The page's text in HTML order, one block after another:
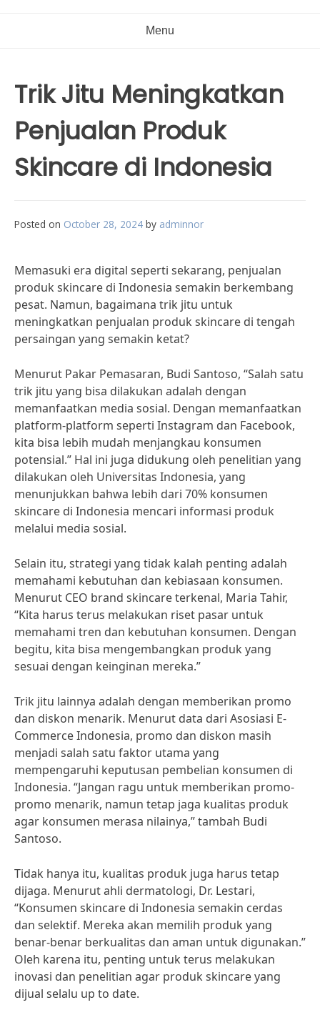
Menu
Trik Jitu Meningkatkan
Penjualan Produk
Skincare di Indonesia
Posted on October 28, 2024 by adminnor
Memasuki era digital seperti sekarang, penjualan
produk skincare di Indonesia semakin berkembang
pesat. Namun, bagaimana trik jitu untuk
meningkatkan penjualan produk skincare di tengah
persaingan yang semakin ketat?
Menurut Pakar Pemasaran, Budi Santoso, “Salah satu
trik jitu yang bisa dilakukan adalah dengan
memanfaatkan media sosial. Dengan memanfaatkan
platform-platform seperti Instagram dan Facebook,
kita bisa lebih mudah menjangkau konsumen
potensial.” Hal ini juga didukung oleh penelitian yang
dilakukan oleh Universitas Indonesia, yang
menunjukkan bahwa lebih dari 70% konsumen
skincare di Indonesia mencari informasi produk
melalui media sosial.
Selain itu, strategi yang tidak kalah penting adalah
memahami kebutuhan dan kebiasaan konsumen.
Menurut CEO brand skincare terkenal, Maria Tahir,
“Kita harus terus melakukan riset pasar untuk
memahami tren dan kebutuhan konsumen. Dengan
begitu, kita bisa mengembangkan produk yang
sesuai dengan keinginan mereka.”
Trik jitu lainnya adalah dengan memberikan promo
dan diskon menarik. Menurut data dari Asosiasi E-
Commerce Indonesia, promo dan diskon masih
menjadi salah satu faktor utama yang
mempengaruhi keputusan pembelian konsumen di
Indonesia. “Jangan ragu untuk memberikan promo-
promo menarik, namun tetap jaga kualitas produk
agar konsumen merasa nilainya,” tambah Budi
Santoso.
Tidak hanya itu, kualitas produk juga harus tetap
dijaga. Menurut ahli dermatologi, Dr. Lestari,
“Konsumen skincare di Indonesia semakin cerdas
dan selektif. Mereka akan memilih produk yang
benar-benar berkualitas dan aman untuk digunakan.”
Oleh karena itu, penting untuk terus melakukan
inovasi dan penelitian agar produk skincare yang
dijual selalu up to date.